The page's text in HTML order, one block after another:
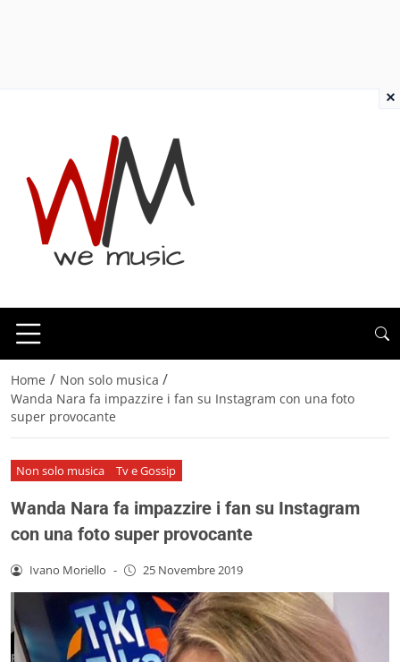
Home / Non solo musica /
Wanda Nara fa impazzire i fan su Instagram con una foto
super provocante
Non solo musica Tv e Gossip
Wanda Nara fa impazzire i fan su Instagram
con una foto super provocante
Ivano Moriello - 25 Novembre 2019
×